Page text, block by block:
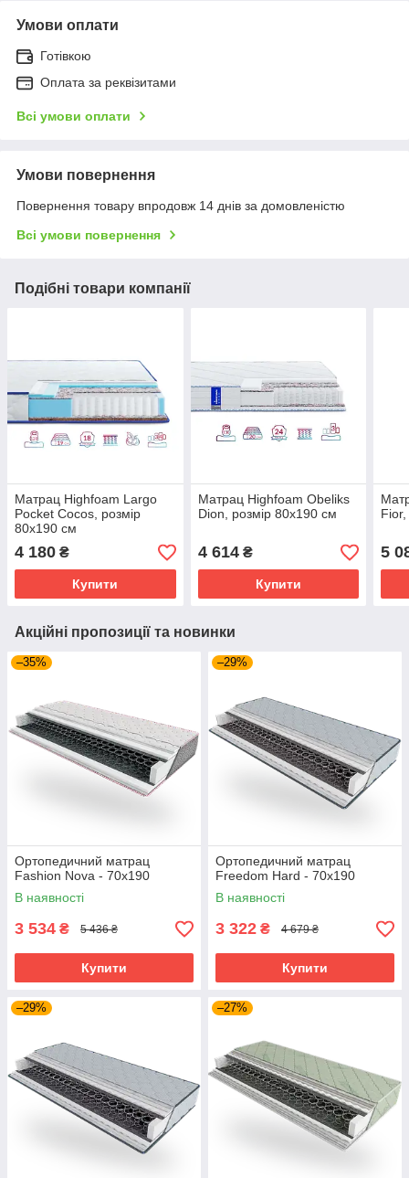
Умови оплати
Готівкою
Оплата за реквізитами
Всі умови оплати
Умови повернення
Повернення товару впродовж 14 днів за домовленістю
Всі умови повернення
Подібні товари компанії
Матрац Highfoam Largo
Pocket Cocos, розмір
80x190 см
4 180 ₴
Купити
Матрац Highfoam Obeliks
Dion, розмір 80x190 см
4 614₴
Купити
5
Акційні пропозиції та новинки
–35%
Ортопедичний матрац
Fashion Nova - 70х190
В наявності
3 534 ₴ 5 436 ₴
Купити
–29%
Ортопедичний матрац
Freedom Hard - 70х190
В наявності
3 322 ₴ 4 679 ₴
Купити
–29% –27%